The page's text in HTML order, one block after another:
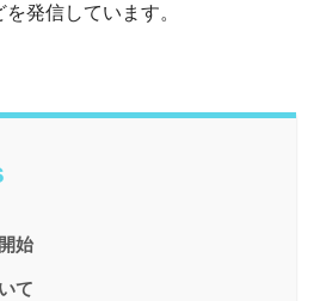
発信しています。
始
て